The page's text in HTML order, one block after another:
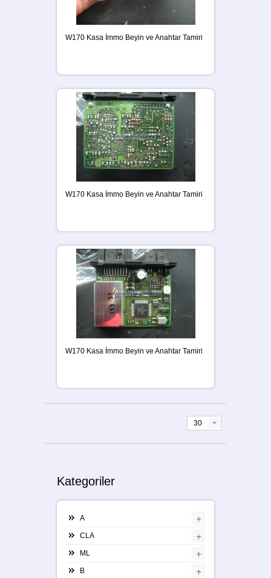
W170 Kasa İmmo Beyin ve Anahtar Tamiri
W170 Kasa İmmo Beyin ve Anahtar Tamiri
W170 Kasa İmmo Beyin ve Anahtar Tamiri
30
Kategoriler
A +
CLA +
ML +
B +